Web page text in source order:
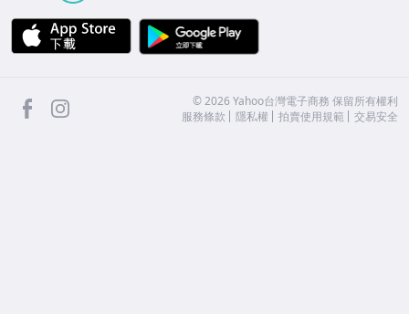
APP Store
facebook ©2026 Yahoo台灣電子商務 保留所有權利
服務條款
隱私權 拍賣使用規範 交易安全